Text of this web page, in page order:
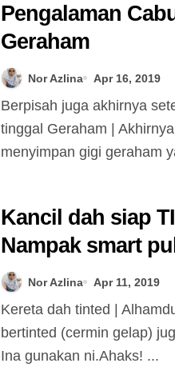
Pengalaman
Geraham
Nor Azlina Apr 16, 2019
Berpisah juga akhirnya setelah 32 tahun,selamat
tinggal Geraham |
menyimpan gigi geraham
Kancil dah siap
Nampak smart
Nor Azlina Apr 11, 2019
Kereta dah tinted | Alhamdulillah,akhirnya
bertinted (cermin gelap)
Ina gunakan ni.Ahaks! ...